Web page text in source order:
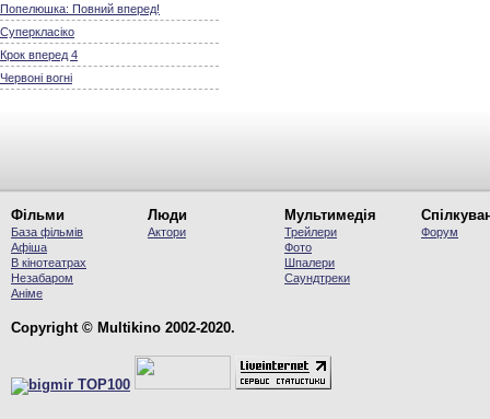
Попелюшка: Повний вперед!
Суперкласіко
Крок вперед 4
Червоні вогні
Фільми
База фільмів
Афіша
В кінотеатрах
Незабаром
Аніме
Люди
Актори
Мультимедія
Трейлери
Фото
Шпалери
Саундтреки
Форум
Copyright © Multikino 2002-2020.